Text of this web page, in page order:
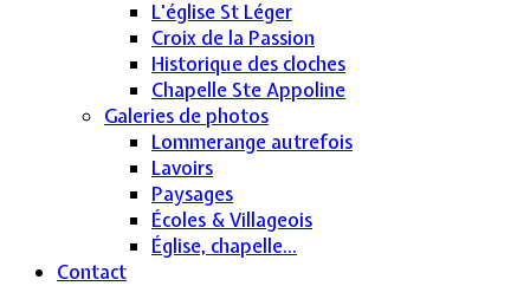
L'église St Léger
Croix de la Passion
Historique des cloches
Chapelle Ste Appoline
Galeries de photos
Lommerange autrefois
Lavoirs
Paysages
Écoles & Villageois
Église, chapelle...
Contact